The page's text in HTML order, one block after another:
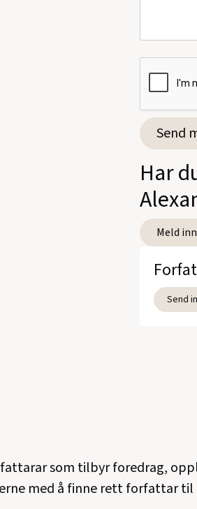
Har
Meld
Send
som tilbyr foredrag,
med å finne rett forfattar